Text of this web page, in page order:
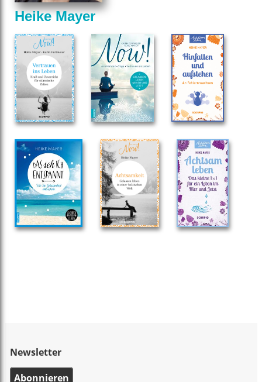
Heike Mayer
Newsletter
Abonnieren